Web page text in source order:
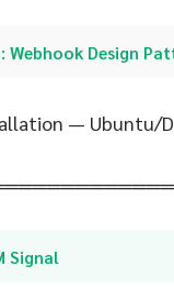
Design
— Ubuntu/
Signal